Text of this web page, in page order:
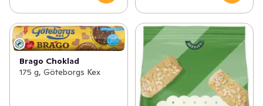
Brago Choklad
175 g, Göteborgs Kex